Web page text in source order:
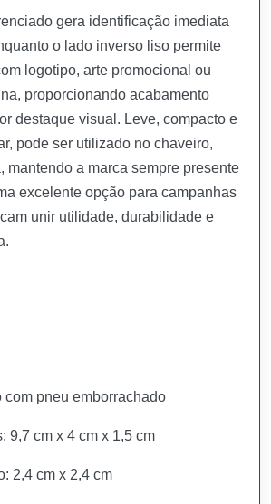
gera identificação imediata
o lado inverso liso permite
logotipo, arte promocional ou
proporcionando acabamento
destaque visual. Leve, compacto e
pode ser utilizado no chaveiro,
mantendo a marca sempre presente
excelente opção para campanhas
unir utilidade, durabilidade e
com pneu emborrachado
9,7 cm x 4 cm x 1,5 cm
2,4 cm x 2,4 cm